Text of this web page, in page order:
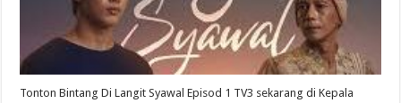
Tonton Bintang Di Langit Syawal Episod 1 TV3 sekarang di Kepala